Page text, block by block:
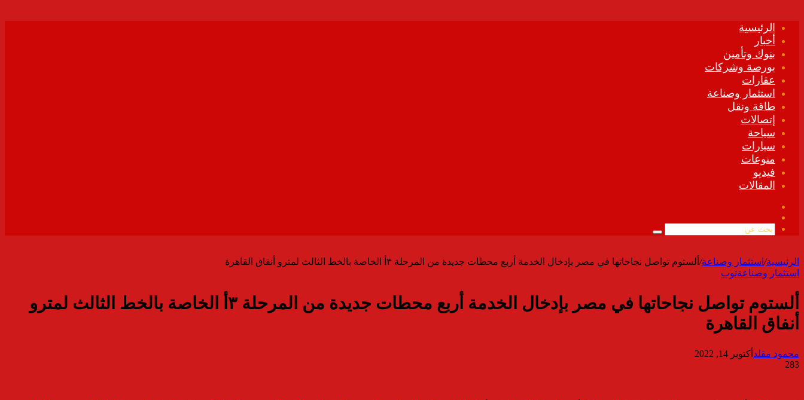
الرئيسية
أخبار
بنوك وتأمين
بورصة وشركات
عقارات
استثمار وصناعة
طاقة ونقل
إتصالات
سياحة
سيارات
منوعات
فيديو
المقالات
الموقع
بحث
الرئيسية/ استثمار وصناعة/ ألستوم تواصل نجاحاتها في مصر بإدخال الخدمة أربع محطات جديدة من المرحلة ۳أ الخاصة بالخط الثالث لمترو أنفاق القاهرة
استثمار وصناعةتوب
ألستوم تواصل نجاحاتها في مصر بإدخال الخدمة أربع محطات جديدة من المرحلة ۳أ الخاصة بالخط الثالث لمترو
أنفاق القاهرة
محمود مقلد أكتوبر 14, 2022
283